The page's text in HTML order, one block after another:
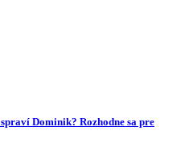
Dominik? Rozhodne sa pre